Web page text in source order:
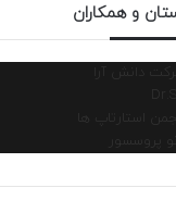
و همکاران
شرکت دانش آرا
انجمن استارتاپ ها
نانو پروسسور